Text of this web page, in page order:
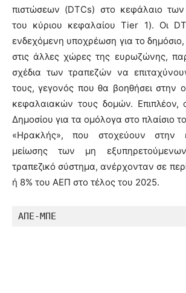
πιστώσεων (DTCs) στο κεφάλαιο
του κύριου κεφαλαίου Tier 1). Οι
ενδεχόμενη υποχρέωση για το
στις άλλες χώρες της ευρωζώνης,
σχέδια των τραπεζών να
τους, γεγονός που θα βοηθήσει στην
κεφαλαιακών τους δομών. Επιπλέον,
Δημοσίου για τα ομόλογα στο πλαίσιο
«Ηρακλής», που στοχεύουν στην
μείωσης των μη
τραπεζικό σύστημα, ανέρχονταν σε
ή 8% του ΑΕΠ στο τέλος του 2025.
ΑΠΕ-ΜΠΕ